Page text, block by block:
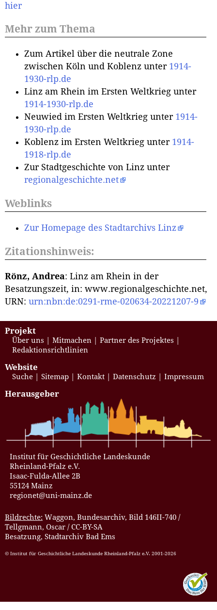
hier
Mehr zum Thema
Zum Artikel über die neutrale Zone
zwischen Köln und Koblenz unter 1914-
1930-rlp.de
Linz am Rhein im Ersten Weltkrieg unter
1914-1930-rlp.de
Neuwied im Ersten Weltkrieg unter 1914-
1930-rlp.de
Koblenz im Ersten Weltkrieg unter 1914-
1918-rlp.de
Zur Stadtgeschichte von Linz unter
regionalgeschichte.net
Weblinks
Zur Homepage des Stadtarchivs Linz
Zitationshinweis:
Rönz, Andrea: Linz am Rhein in der
Besatzungszeit, in: www.regionalgeschichte.net,
URN: urn:nbn:de:0291-rme-020634-20221207-9
Projekt
Über uns Mitmachen
Partner des Projektes
Redaktionsrichtlinien
Website
Suche Sitemap Kontakt Datenschutz Impressum
Herausgeber
Institut für Geschichtliche Landeskunde
Rheinland-Pfalz e.V.
Isaac-Fulda-Allee 2B
55124 Mainz
regionet@uni-mainz.de
Bildrechte: Waggon, Bundesarchiv, Bild 146II-740 /
Tellgmann, Oscar / CC-BY-SA
Besatzung, Stadtarchiv Bad Ems
© Institut für Geschichtliche Landeskunde Rheinland-Pfalz e.V. 2001-2026